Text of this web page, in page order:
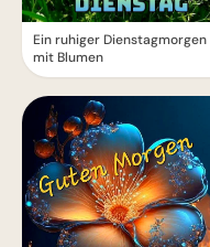
Ein ruhiger Dienstagmorgen
mit Blumen